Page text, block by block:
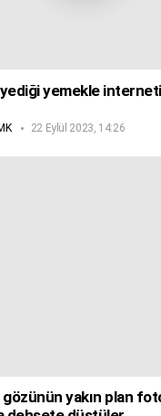
yediği yemekle
22 Eylül 2023, 14:26
yakın plan